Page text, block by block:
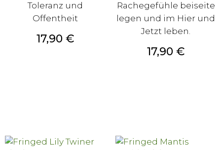
Toleranz und
Offentheit
Preis
17,90 €
Rachegefühle beiseite
legen und im Hier und
Jetzt leben.
Preis
17,90 €